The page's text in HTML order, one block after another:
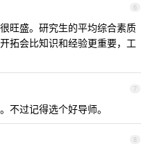
6
旺盛。研究生的平均综合素质
拓会比知识和经验更重要，工
7
不过记得选个好导师。
8